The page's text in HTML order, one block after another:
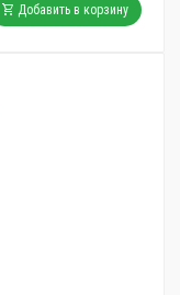
Добавить в корзину